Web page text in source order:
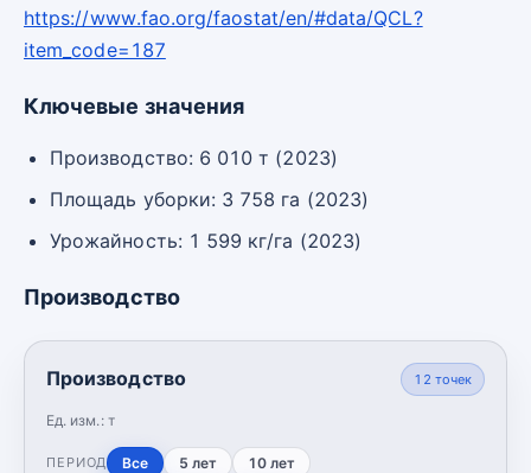
https://www.fao.org/faostat/en/#data/QCL?
item_code=187
Ключевые значения
Производство: 6 010 т (2023)
Площадь уборки: 3 758 га (2023)
Урожайность: 1 599 кг/га (2023)
Производство
Производство
Ед. изм.: т
12 точек
ПЕРИОД Все 5 лет 10 лет